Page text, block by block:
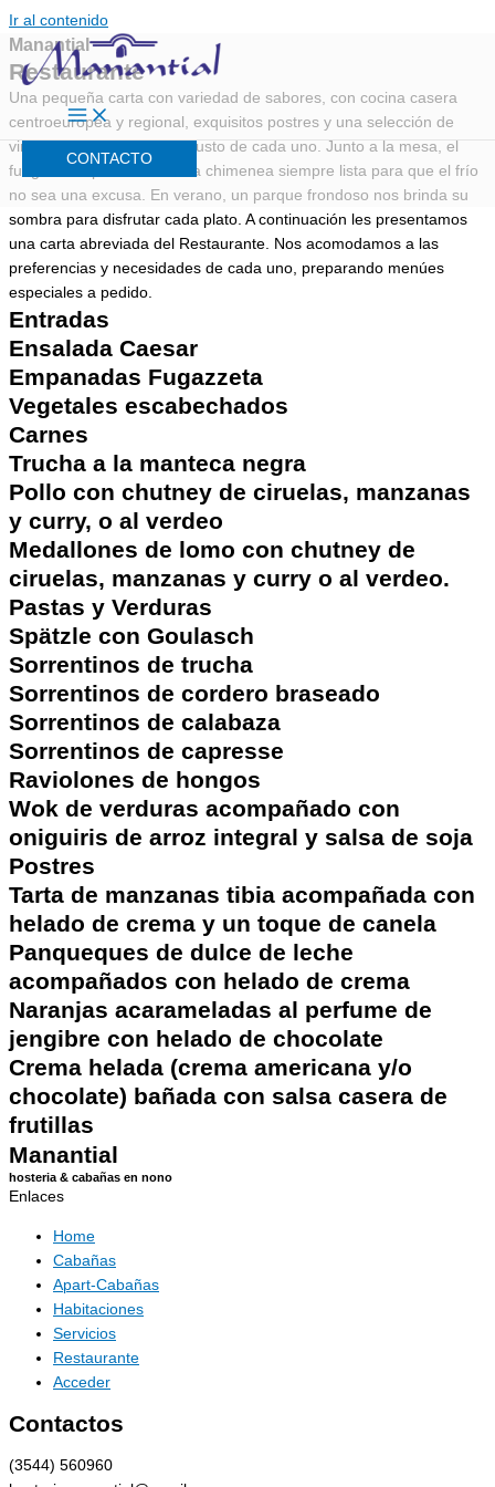
Ir al contenido
CONTACTO
Manantial
Restaurante
Una pequeña carta con variedad de sabores, con cocina casera
centroeuropea y regional, exquisitos postres y una selección de
vinos para acompañar al gusto de cada uno. Junto a la mesa, el
fueguito crepitando en un a chimenea siempre lista para que el frío
no sea una excusa. En verano, un parque frondoso nos brinda su
sombra para disfrutar cada plato. A continuación les presentamos
una carta abreviada del Restaurante. Nos acomodamos a las
preferencias y necesidades de cada uno, preparando menúes
especiales a pedido.
Entradas
Ensalada Caesar
Empanadas Fugazzeta
Vegetales escabechados
Carnes
Trucha a la manteca negra
Pollo con chutney de ciruelas, manzanas
y curry, o al verdeo
Medallones de lomo con chutney de
ciruelas, manzanas y curry o al verdeo.
Pastas y Verduras
Spätzle con Goulasch
Sorrentinos de trucha
Sorrentinos de cordero braseado
Sorrentinos de calabaza
Sorrentinos de capresse
Raviolones de hongos
Wok de verduras acompañado con
oniguiris de arroz integral y salsa de soja
Postres
Tarta de manzanas tibia acompañada con
helado de crema y un toque de canela
Panqueques de dulce de leche
acompañados con helado de crema
Naranjas acarameladas al perfume de
jengibre con helado de chocolate
Crema helada (crema americana y/o
chocolate) bañada con salsa casera de
frutillas
Manantial
hosteria & cabañas en nono
Enlaces
Home
Cabañas
Apart-Cabañas
Habitaciones
Servicios
Restaurante
Acceder
Contactos
(3544) 560960